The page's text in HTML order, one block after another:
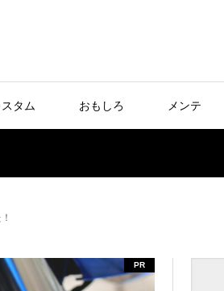
タム おもしろ メンテ
PR